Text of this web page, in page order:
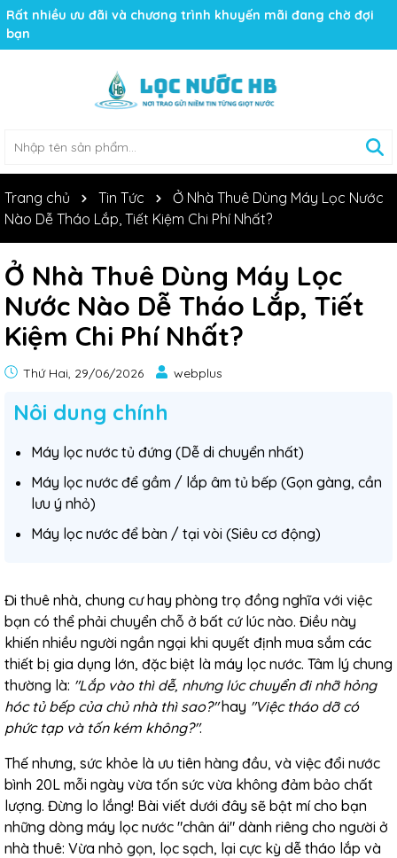
Rất nhiều ưu đãi và chương trình khuyến mãi đang chờ đợi
bạn
Trang chủ Tin Tức
Ở Nhà Thuê Dùng Máy Lọc Nước
Nào Dễ Tháo Lắp, Tiết Kiệm Chi Phí Nhất?
Ở Nhà Thuê Dùng Máy Lọc
Nước Nào Dễ Tháo Lắp, Tiết
Kiệm Chi Phí Nhất?
Thứ Hai, 29/06/2026 webplus
Nôi dung chính
Máy lọc nước tủ đứng (Dễ di chuyển nhất)
Máy lọc nước để gầm / lắp âm tủ bếp (Gọn gàng, cần
lưu ý nhỏ)
Máy lọc nước để bàn / tại vòi (Siêu cơ động)
Đi thuê nhà, chung cư hay phòng trọ đồng nghĩa với việc
bạn có thể phải chuyển chỗ ở bất cứ lúc nào. Điều này
khiến nhiều người ngần ngại khi quyết định mua sắm các
thiết bị gia dụng lớn, đặc biệt là máy lọc nước. Tâm lý chung
thường là: "Lắp vào thì dễ, nhưng lúc chuyển đi nhỡ hỏng
hóc tủ bếp của chủ nhà thì sao?"hay "Việc tháo dỡ có
phức tạp và tốn kém không?".
Thế nhưng, sức khỏe là ưu tiên hàng đầu, và việc đổi nước
bình 20L mỗi ngày vừa tốn sức vừa không đảm bảo chất
lượng. Đừng lo lắng! Bài viết dưới đây sẽ bật mí cho bạn
những dòng máy lọc nước "chân ái" dành riêng cho người ở
nhà thuê: Vừa nhỏ gọn, lọc sạch, lại cực kỳ dễ tháo lắp và